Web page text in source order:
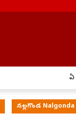
నల్లగొండ Nalgonda